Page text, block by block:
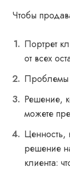
Чтобы
Портрет
от всех
Проблемы
Решение,
можете
Ценность,
решение
клиента: